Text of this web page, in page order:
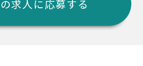
求人に応募する